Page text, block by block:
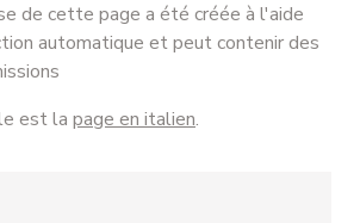
de cette page a été créée à l'aide
automatique et peut contenir des
est la page en italien.